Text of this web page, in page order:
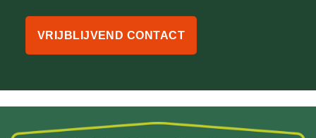
VRIJBLIJVEND CONTACT